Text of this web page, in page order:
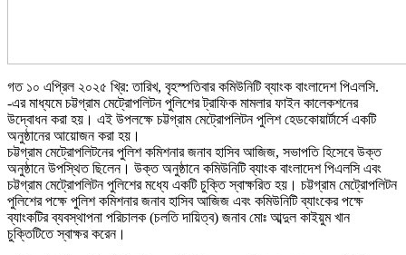
গত ১০ এপ্রিল ২০২৫ খ্রি: তারিখ, বৃহস্পতিবার কমিউনিটি ব্যাংক বাংলাদেশ পিএলসি.
-এর মাধ্যমে চট্টগ্রাম মেট্রোপলিটন পুলিশের ট্রাফিক মামলার ফাইন কালেকশনের
উদ্বোধন করা হয়। এই উপলক্ষে চট্টগ্রাম মেট্রোপলিটন পুলিশ হেডকোয়ার্টার্সে একটি
অনুষ্ঠানের আয়োজন করা হয়।
চট্টগ্রাম মেট্রোপলিটনের পুলিশ কমিশনার জনাব হাসিব আজিজ, সভাপতি হিসেবে উক্ত
অনুষ্ঠানে উপস্থিত ছিলেন। উক্ত অনুষ্ঠানে কমিউনিটি ব্যাংক বাংলাদেশ পিএলসি এবং
চট্টগ্রাম মেট্রোপলিটন পুলিশের মধ্যে একটি চুক্তি স্বাক্ষরিত হয়। চট্টগ্রাম মেট্রোপলিটন
পুলিশের পক্ষে পুলিশ কমিশনার জনাব হাসিব আজিজ এবং কমিউনিটি ব্যাংকের পক্ষে
ব্যাংকটির ব্যবস্থাপনা পরিচালক (চলতি দায়িত্ব) জনাব মোঃ আব্দুল কাইয়ুম খান
চুক্তিটিতে স্বাক্ষর করেন।